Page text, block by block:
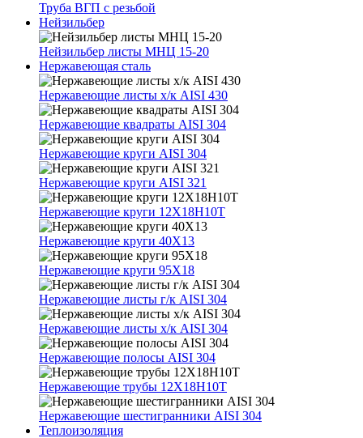
Труба ВГП с резьбой
Нейзильбер
Нейзильбер листы МНЦ 15-20
Нержавеющая сталь
Нержавеющие листы х/к AISI 430
Нержавеющие квадраты AISI 304
Нержавеющие круги AISI 304
Нержавеющие круги AISI 321
Нержавеющие круги 12Х18Н10Т
Нержавеющие круги 40Х13
Нержавеющие круги 95Х18
Нержавеющие листы г/к AISI 304
Нержавеющие листы х/к AISI 304
Нержавеющие полосы AISI 304
Нержавеющие трубы 12Х18Н10Т
Нержавеющие шестигранники AISI 304
Теплоизоляция